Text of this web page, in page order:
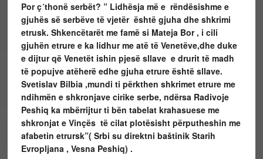
Por ç´thonë serbët? ” Lidhësja më e rëndësishme e
gjuhës së serbëve të vjetër është gjuha dhe shkrimi
etrusk. Shkencëtarët me famë si Mateja Bor , i cili
gjuhën etrure e ka lidhur me atë të Venetëve,dhe duke
e dijtur që Venetët ishin pjesë sllave e drurit të madh
të popujve atëherë edhe gjuha etrure është sllave.
Svetislav Bilbia ,mundi ti përkthen shkrimet etrure me
ndihmën e shkronjave cirike serbe, ndërsa Radivoje
Peshiq ka mbërrijtur ti bën tabelat krahasuese me
shkronjat e Vinçës të cilat plotësisht përputheshin me
afabetin etrursk”( Srbi su direktni baštinik Starih
Evropljana , Vesna Peshiq) .